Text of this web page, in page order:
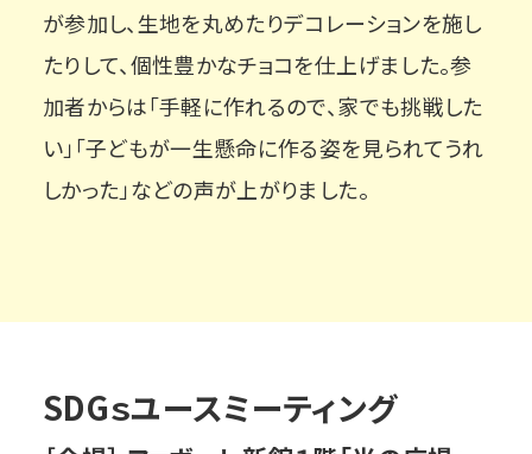
が参加し、生地を丸めたりデコレーションを施し
たりして、個性豊かなチョコを仕上げました。参
加者からは「手軽に作れるので、家でも挑戦した
い」「子どもが一生懸命に作る姿を見られてうれ
しかった」などの声が上がりました。
SDGｓユースミーティング